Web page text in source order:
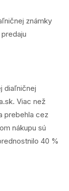
známky
diaľničnej
. Viac než
prebehla cez
nákupu sú
40 %